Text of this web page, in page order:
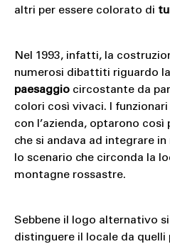
altri per essere colorato di
Nel 1993, infatti, la
numerosi dibattiti riguardo
paesaggiocircostante da
colori così vivaci. I
con l’azienda, optarono così
che si andava ad integrare
lo scenario che circonda la
montagne rossastre.
Sebbene il logo alternativo
distinguere il locale da